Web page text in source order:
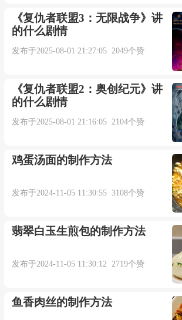
网】
Accordingly, expectant
procedure behoove get detailed
因此, 预期的形成和更新过程理
论研究.【互联网】
It is the secret private space in
它是家居中隐秘的私人空间,
【互联网】
If the other side tells your tort,
should have all limits of authority
《复仇者联盟3：无限战争》讲
的什么剧情
发布于2025-08-01 21:27:05 2049个赞
《复仇者联盟2：奥创纪元》讲
的什么剧情
发布于2025-08-01 21:16:05 2104个赞
鸡蛋汤面的制作方法
发布于2024-11-05 11:30:55 3108个赞
翡翠白玉生煎包的制作方法
发布于2024-11-05 11:30:12 2719个赞
鱼香肉丝的制作方法